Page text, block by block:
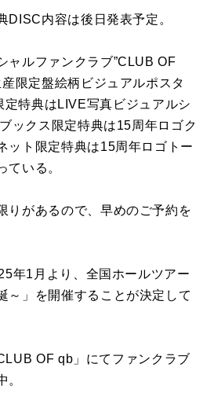
DISC内容は後日発表予定。
ャルファンクラブ”CLUB OF
限定盤絵柄ビジュアルポスタ
定特典は LIVE写真ビジュアルシ
ブックス限定特典は15周年ロゴク
ット限定特典は15周年ロゴトー
ている。
りがあるので、早めのご予約を
年1 月より、全国ホールツアー
～」を開催することが決定して
OF qb 」にてファンクラブ
。